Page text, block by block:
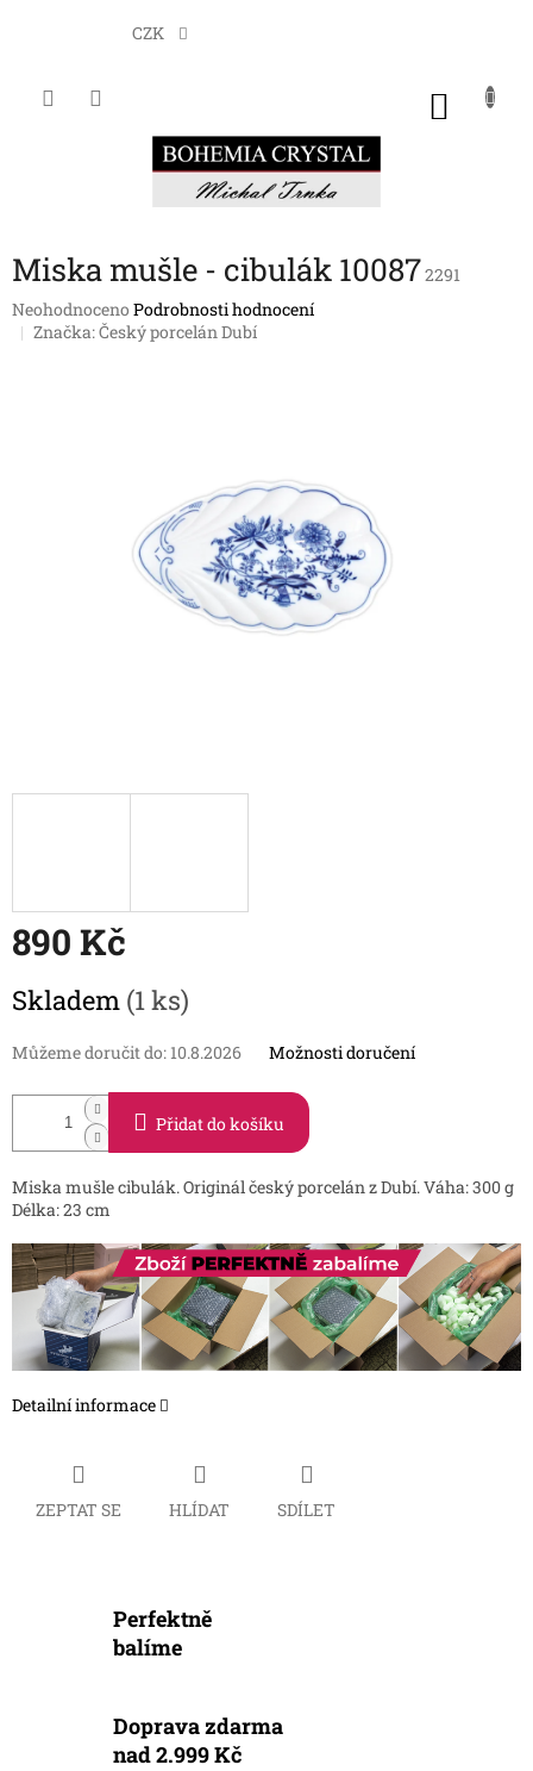
CZK
Miska mušle - cibulák 100872291
Průměrné
hodnocení
Neohodnoceno Podrobnosti hodnocení
Značka:Český porcelán Dubí
890 Kč
cena:
Skladem (1 ks)
Můžeme doručit do: 10.8.2026 Možnosti doručení
Přidat do košíku
Miska mušle cibulák. Originál český porcelán z Dubí. Váha: 300 g
Délka: 23 cm
Detailní informace
ZEPTAT SE HLÍDAT SDÍLET
Perfektně
balíme
Doprava zdarma
nad 2.999 Kč